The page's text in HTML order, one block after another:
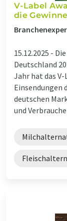
V-Label
die
15.12.2025 -
Deutschland
Jahr hat das
Einsendungen
deutschen
und